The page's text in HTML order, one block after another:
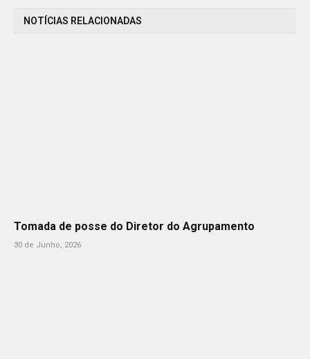
NOTÍCIAS RELACIONADAS
Tomada de posse do Diretor do Agrupamento
30 de Junho, 2026